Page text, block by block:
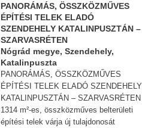
PANORÁMÁS, ÖSSZKÖZMŰVES
ÉPÍTÉSI TELEK ELADÓ
SZENDEHELY KATALINPUSZTÁN –
SZARVASRÉTEN
Nógrád megye, Szendehely,
Katalinpuszta
PANORÁMÁS, ÖSSZKÖZMŰVES
ÉPÍTÉSI TELEK ELADÓ SZENDEHELY
KATALINPUSZTÁN – SZARVASRÉTEN
1314 m²-es, összközműves belterületi
építési telek várja új tulajdonosát